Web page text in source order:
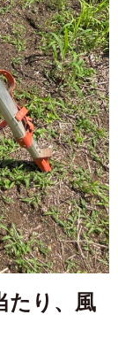
たり、風